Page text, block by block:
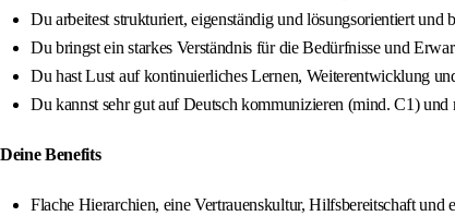
Du arbeitest strukturiert, eigenständig und lösungsorientiert
Du bringst ein starkes Verständnis für die Bedürfnisse und
Du hast Lust auf kontinuierliches Lernen, Weiterentwicklung
Du kannst sehr gut auf Deutsch kommunizieren (mind. C1)
Deine Benefits
Flache Hierarchien, eine Vertrauenskultur, Hilfsbereitschaft und